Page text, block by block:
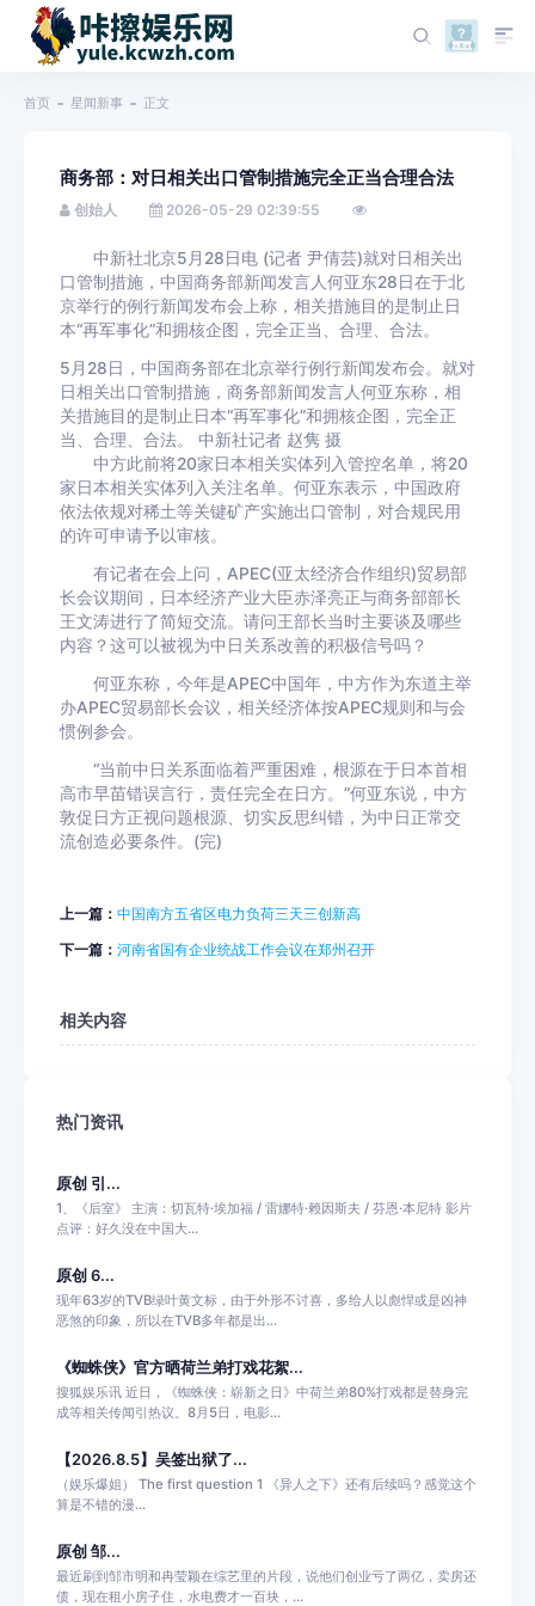
首页 星闻新事 正文
商务部：对日相关出口管制措施完全正当合理合法
创始人 2026-05-29 02:39:55
中新社北京5月28日电 (记者 尹倩芸)就对日相关出
口管制措施，中国商务部新闻发言人何亚东28日在于北
京举行的例行新闻发布会上称，相关措施目的是制止日
本“再军事化”和拥核企图，完全正当、合理、合法。
5月28日，中国商务部在北京举行例行新闻发布会。就对
日相关出口管制措施，商务部新闻发言人何亚东称，相
关措施目的是制止日本“再军事化”和拥核企图，完全正
当、合理、合法。 中新社记者 赵隽 摄
中方此前将20家日本相关实体列入管控名单，将20
家日本相关实体列入关注名单。何亚东表示，中国政府
依法依规对稀土等关键矿产实施出口管制，对合规民用
的许可申请予以审核。
有记者在会上问，APEC(亚太经济合作组织)贸易部
长会议期间，日本经济产业大臣赤泽亮正与商务部部长
王文涛进行了简短交流。请问王部长当时主要谈及哪些
内容？这可以被视为中日关系改善的积极信号吗？
何亚东称，今年是APEC中国年，中方作为东道主举
办APEC贸易部长会议，相关经济体按APEC规则和与会
惯例参会。
“当前中日关系面临着严重困难，根源在于日本首相
高市早苗错误言行，责任完全在日方。”何亚东说，中方
敦促日方正视问题根源、切实反思纠错，为中日正常交
流创造必要条件。(完)
上一篇： 中国南方五省区电力负荷三天三创新高
下一篇： 河南省国有企业统战工作会议在郑州召开
相关内容
热门资讯
原创 引...
1、《后室》 主演：切瓦特·埃加福 / 雷娜特·赖因斯夫 / 芬恩·本尼特 影片
点评：好久没在中国大...
原创 6...
现年63岁的TVB绿叶黄文标，由于外形不讨喜，多给人以彪悍或是凶神
恶煞的印象，所以在TVB多年都是出...
《蜘蛛侠》官方晒荷兰弟打戏花絮...
搜狐娱乐讯 近日，《蜘蛛侠：崭新之日》中荷兰弟80%打戏都是替身完
成等相关传闻引热议。8月5日，电影...
【2026.8.5】吴签出狱了...
（娱乐爆姐） The first question 1 《异人之下》还有后续吗？感觉这个
算是不错的漫...
原创 邹...
最近刷到邹市明和冉莹颖在综艺里的片段，说他们创业亏了两亿，卖房还
债，现在租小房子住，水电费才一百块，...